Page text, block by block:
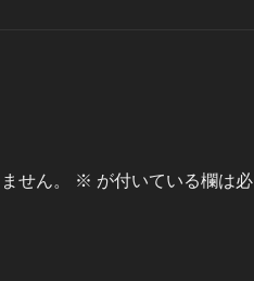
せん。 ※ が付いている欄は必